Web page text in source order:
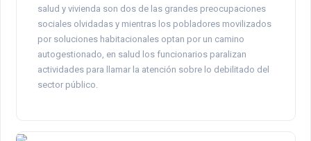
salud y vivienda son dos de las grandes preocupaciones
sociales olvidadas y mientras los pobladores movilizados
por soluciones habitacionales optan por un camino
autogestionado, en salud los funcionarios paralizan
actividades para llamar la atención sobre lo debilitado del
sector público.